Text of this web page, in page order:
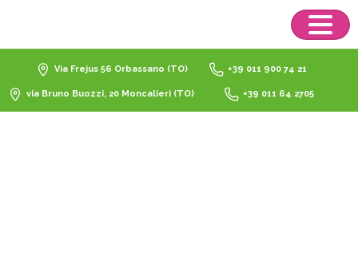
Via Frejus 56 Orbassano (TO) +39 011 900 74 21
via Bruno Buozzi, 20 Moncalieri (TO) +39 011 64 2705